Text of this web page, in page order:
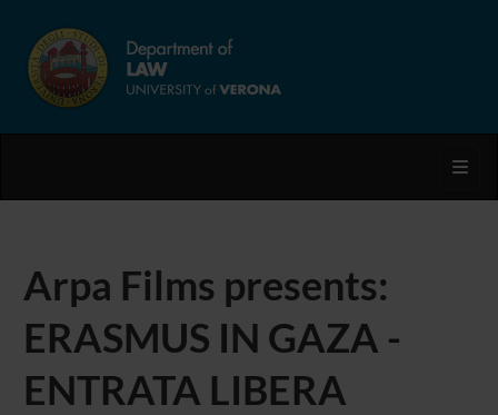
Arpa Films presents:
ERASMUS IN GAZA -
ENTRATA LIBERA